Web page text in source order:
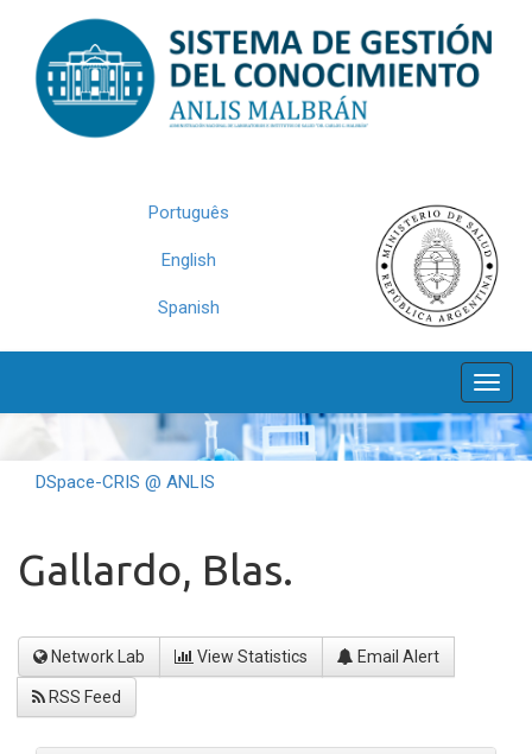
navigation
Português
English
Spanish
DSpace-CRIS @ ANLIS
Gallardo, Blas.
Network Lab View Statistics Email Alert
RSS Feed